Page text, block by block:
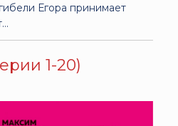
Егора принимает
1-20)